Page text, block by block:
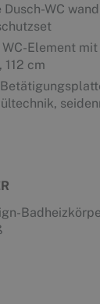
Dusch-WC
WC-Element mit
cm